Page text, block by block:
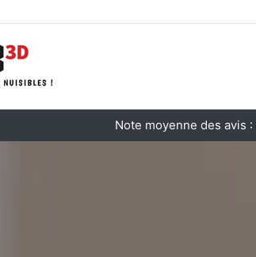
Note moyenne des avis :